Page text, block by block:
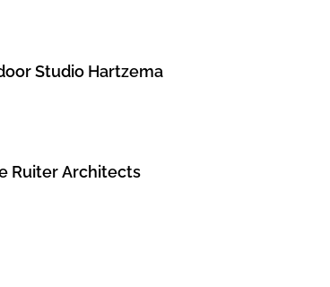
Studio Hartzema
Ruiter Architects